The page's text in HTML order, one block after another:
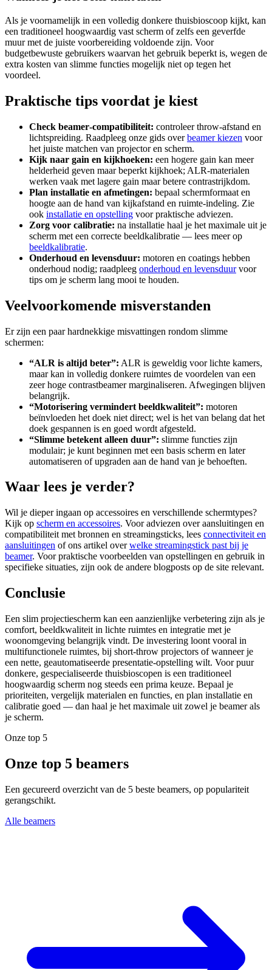
Als je voornamelijk in een volledig donkere thuisbioscoop kijkt, kan
een traditioneel hoogwaardig vast scherm of zelfs een geverfde
muur met de juiste voorbereiding voldoende zijn. Voor
budgetbewuste gebruikers waarvan het gebruik beperkt is, wegen de
extra kosten van slimme functies mogelijk niet op tegen het
voordeel.
Praktische tips voordat je kiest
Check beamer‑compatibiliteit: controleer throw‑afstand en
lichtspreiding. Raadpleeg onze gids overbeamer kiezen voor
het juiste matchen van projector en scherm.
Kijk naar gain en kijkhoeken: een hogere gain kan meer
helderheid geven maar beperkt kijkhoek; ALR-materialen
werken vaak met lagere gain maar betere contrastrijkdom.
Plan installatie en afmetingen: bepaal schermformaat en
hoogte aan de hand van kijkafstand en ruimte-indeling. Zie
ook installatie en opstelling voor praktische adviezen.
Zorg voor calibratie: na installatie haal je het maximale uit je
scherm met een correcte beeldkalibratie — lees meer op
beeldkalibratie.
Onderhoud en levensduur: motoren en coatings hebben
onderhoud nodig; raadpleeg onderhoud en levensduurvoor
tips om je scherm lang mooi te houden.
Veelvoorkomende misverstanden
Er zijn een paar hardnekkige misvattingen rondom slimme
schermen:
“ALR is altijd beter”: ALR is geweldig voor lichte kamers,
maar kan in volledig donkere ruimtes de voordelen van een
zeer hoge contrastbeamer marginaliseren. Afwegingen blijven
belangrijk.
“Motorisering vermindert beeldkwaliteit”: motoren
beïnvloeden het doek niet direct; wel is het van belang dat het
doek gespannen is en goed wordt afgesteld.
“Slimme betekent alleen duur”: slimme functies zijn
modulair; je kunt beginnen met een basis scherm en later
automatiseren of upgraden aan de hand van je behoeften.
Waar lees je verder?
Wil je dieper ingaan op accessoires en verschillende schermtypes?
Kijk op scherm en accessoires. Voor adviezen over aansluitingen en
compatibiliteit met bronnen en streamingsticks, lees connectiviteit en
aansluitingen of ons artikel overwelke streamingstick past bij je
beamer. Voor praktische voorbeelden van opstellingen en gebruik in
specifieke situaties, zijn ook de andere blogposts op de site relevant.
Conclusie
Een slim projectiescherm kan een aanzienlijke verbetering zijn als je
comfort, beeldkwaliteit in lichte ruimtes en integratie met je
woonomgeving belangrijk vindt. De investering loont vooral in
multifunctionele ruimtes, bij short‑throw projectors of wanneer je
een nette, geautomatiseerde presentatie-opstelling wilt. Voor puur
donkere, gespecialiseerde thuisbioscopen is een traditioneel
hoogwaardig scherm nog steeds een prima keuze. Bepaal je
prioriteiten, vergelijk materialen en functies, en plan installatie en
calibratie goed — dan haal je het maximale uit zowel je beamer als
je scherm.
Onze top 5
Onze top 5 beamers
Een gecureerd overzicht van de 5 beste beamers, op populariteit
gerangschikt.
Alle beamers